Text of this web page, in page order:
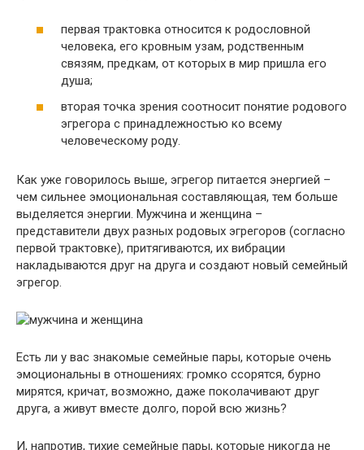
первая трактовка относится к родословной
человека, его кровным узам, родственным
связям, предкам, от которых в мир пришла его
душа;
вторая точка зрения соотносит понятие родового
эгрегора с принадлежностью ко всему
человеческому роду.
Как уже говорилось выше, эгрегор питается энергией –
чем сильнее эмоциональная составляющая, тем больше
выделяется энергии. Мужчина и женщина –
представители двух разных родовых эгрегоров (согласно
первой трактовке), притягиваются, их вибрации
накладываются друг на друга и создают новый семейный
эгрегор.
Есть ли у вас знакомые семейные пары, которые очень
эмоциональны в отношениях: громко ссорятся, бурно
мирятся, кричат, возможно, даже поколачивают друг
друга, а живут вместе долго, порой всю жизнь?
И, напротив, тихие семейные пары, которые никогда не